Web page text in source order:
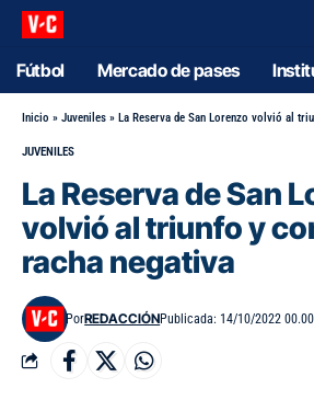
Fútbol Mercado de pases
Inicio » Juveniles » La Reserva de San Lorenzo volvió al
JUVENILES
La Reserva de San
volvió al triunfo y
racha negativa
PorREDACCIÓNPublicada: 14/10/2022